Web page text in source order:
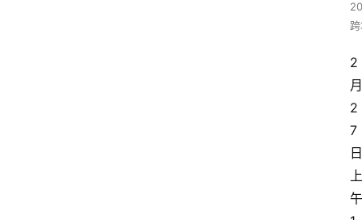
2
月
2
7
日
上
午